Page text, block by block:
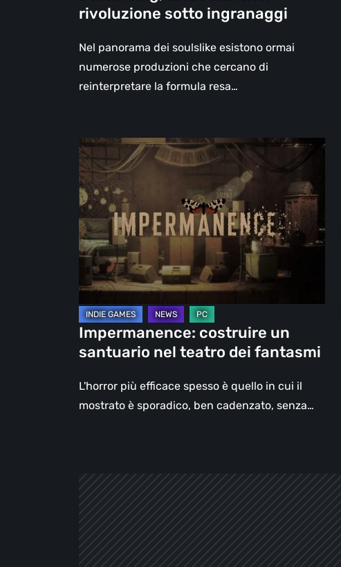
rivoluzione sotto ingranaggi
Nel panorama dei soulslike esistono ormai
numerose produzioni che cercano di
reinterpretare la formula resa…
Impermanence:
costruire
un
santuario
nel
teatro
fantasmi
Impermanence: costruire un
santuario nel teatro dei fantasmi
L'horror più efficace spesso è quello in cui il
mostrato è sporadico, ben cadenzato, senza…